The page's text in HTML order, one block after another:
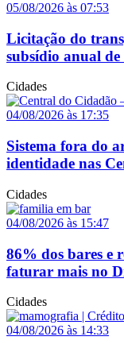
05/08/2026 às 07:53
Licitação do
subsídio anual
Cidades
04/08/2026 às 17:35
Sistema fora do
identidade nas
Cidades
04/08/2026 às 15:47
86% dos bares e
faturar mais no
Cidades
04/08/2026 às 14:33